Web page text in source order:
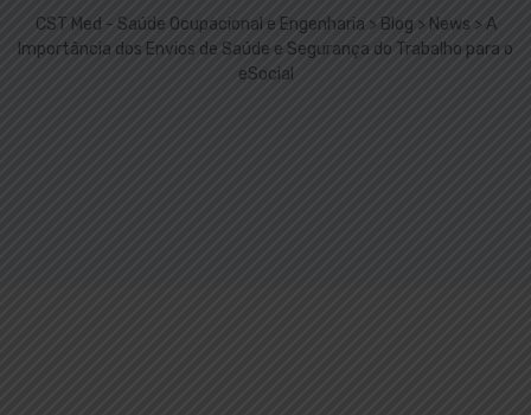
CST Med - Saúde Ocupacional e Engenharia > Blog > News > A
Importância dos Envios de Saúde e Segurança do Trabalho para o
eSocial